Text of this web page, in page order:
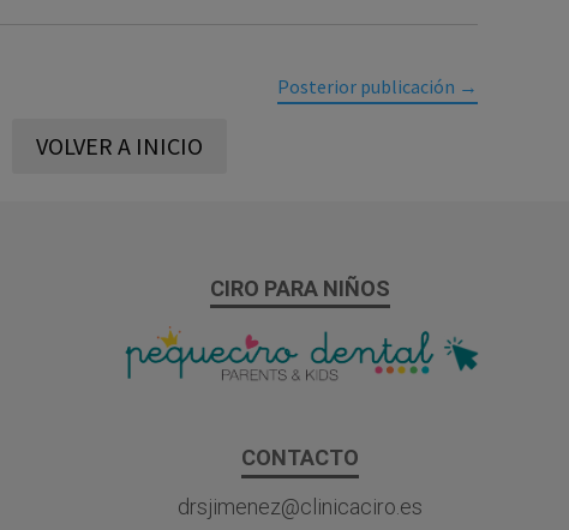
Posterior publicación →
VOLVER A INICIO
CIRO PARA NIÑOS
CONTACTO
drsjimenez@clinicaciro.es